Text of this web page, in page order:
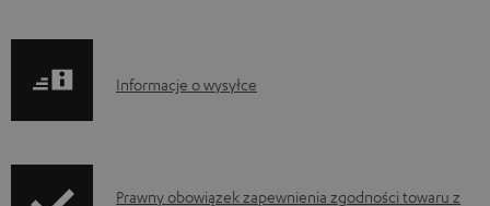
e
I
o
Informacje o wysyłce
IPrawny obowiązek zapewnienia zgodności towaru z